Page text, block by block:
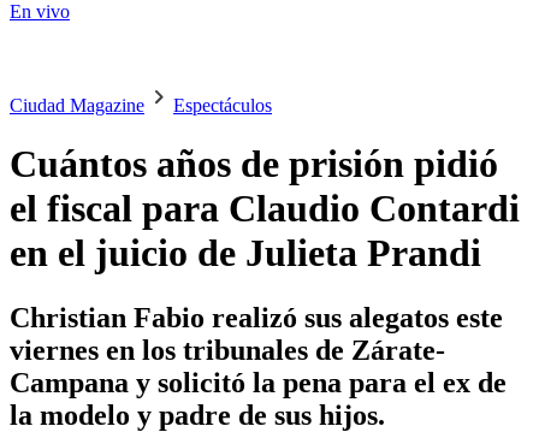
En vivo
Ciudad Magazine Espectáculos
Cuántos años de prisión pidió
el fiscal para Claudio Contardi
en el juicio de Julieta Prandi
Christian Fabio realizó sus alegatos este
viernes en los tribunales de Zárate-
Campana y solicitó la pena para el ex de
la modelo y padre de sus hijos.